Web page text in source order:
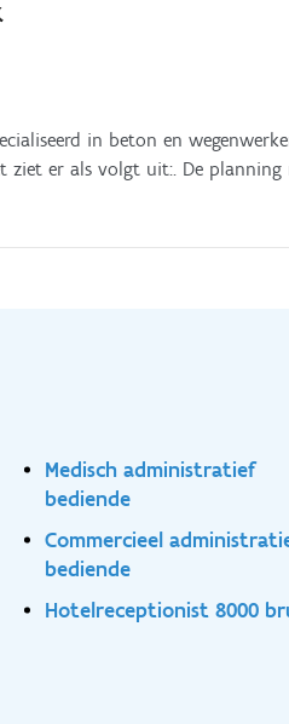
in beton en
er als volgt uit:. De
Medisch administratief
bediende
Commercieel
bediende
Hotelreceptionist 8000